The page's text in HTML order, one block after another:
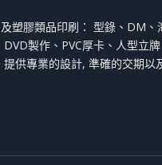
塑膠類品印刷： 型錄、DM、
製作、PVC厚卡、人型立
供專業的設計, 準確的交期以